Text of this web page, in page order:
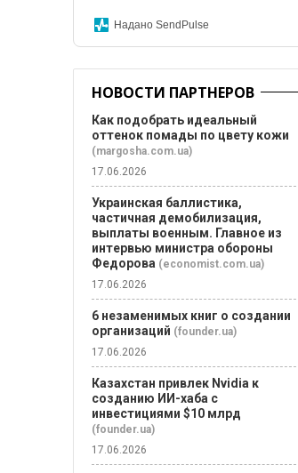
Надано SendPulse
НОВОСТИ ПАРТНЕРОВ
Как подобрать идеальный
оттенок помады по цвету кожи
(margosha.com.ua)
17.06.2026
Украинская баллистика,
частичная демобилизация,
выплаты военным. Главное из
интервью министра обороны
Федорова (economist.com.ua)
17.06.2026
6 незаменимых книг о создании
организаций (founder.ua)
17.06.2026
Казахстан привлек Nvidia к
созданию ИИ-хаба с
инвестициями $10 млрд
(founder.ua)
17.06.2026